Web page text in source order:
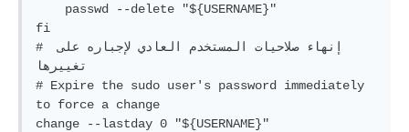
    passwd --delete
"${USERNAME}"
fi
# إنهاء صلاحيات المستخدم العادي لإجباره على
تغييرها
# Expire the sudo user's password immediately
to force a change
change --lastday 0
"${USERNAME}"